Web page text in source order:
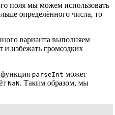
поля мы можем использовать
определённого числа, то
варианта выполняем
и избежать громоздких
функция parseInt может
NaN. Таким образом, мы